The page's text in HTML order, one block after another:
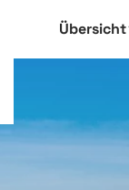
Übersicht